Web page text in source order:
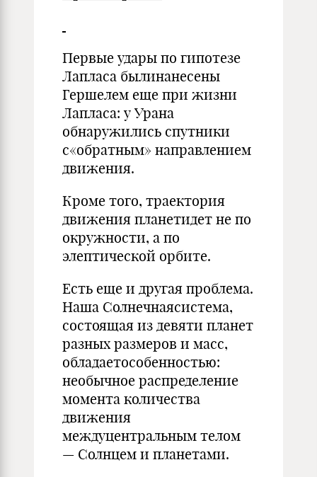
Первые удары по гипотезе
Лапласа былинанесены
Гершелем еще при жизни
Лапласа: у Урана
обнаружились спутники
с«обратным» направлением
движения.
Кроме того, траектория
движения планетидет не по
окружности, а по
элептической орбите.
Есть еще и другая проблема.
Наша Солнечнаясистема,
состоящая из девяти планет
разных размеров и масс,
обладаетособенностью:
необычное распределение
момента количества
движения
междуцентральным телом
— Солнцем и планетами.